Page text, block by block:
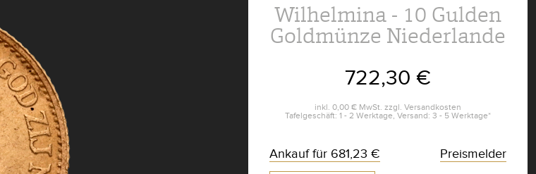
Wilhelmina - 10 Gulden
Goldmünze Niederlande
722,30 €
inkl. 0,00 € MwSt. zzgl. Versandkosten
Tafelgeschäft: 1 - 2 Werktage, Versand: 3 - 5 Werktage*
Ankauf für 681,23 € Preismelder